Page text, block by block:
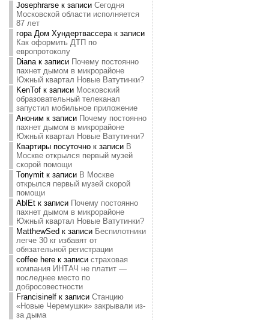
Josephrarseк записи Сегодня
Московской области исполняется
87 лет
гора Дом Хундертвассерак записи
Как оформить ДТП по
европротоколу
Dianaк записи Почему постоянно
пахнет дымом в микрорайоне
Южный квартал Новые Ватутинки?
KenTofк записи Московский
образовательный телеканал
запустил мобильное приложение
Аноним к записи Почему постоянно
пахнет дымом в микрорайоне
Южный квартал Новые Ватутинки?
Квартиры посуточнок записи В
Москве открылся первый музей
скорой помощи
Tonymitк записи В Москве
открылся первый музей скорой
помощи
AblEtк записи Почему постоянно
пахнет дымом в микрорайоне
Южный квартал Новые Ватутинки?
MatthewSed к записи Беспилотники
легче 30 кг избавят от
обязательной регистрации
coffee hereк записи страховая
компания ИНТАЧ не платит —
последнее место по
добросовестности
Francisinelfк записи Станцию
«Новые Черемушки» закрывали из-
за дыма